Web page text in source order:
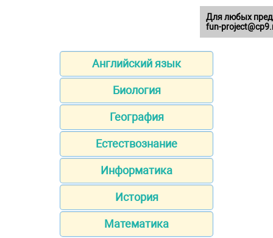
Английский язык
Биология
География
Естествознание
Информатика
История
Математика
Для любых
fun-